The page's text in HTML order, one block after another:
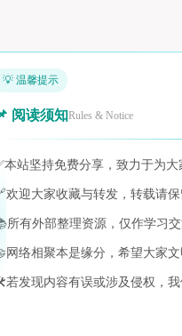
💡 温馨提示
阅读须知Rules & Notice
本站坚持免费分享，致力于为大
欢迎大家收藏与转发，转载请
所有外部整理资源，仅作学习
网络相聚本是缘分，希望大家文
若发现内容有误或涉及侵权，我